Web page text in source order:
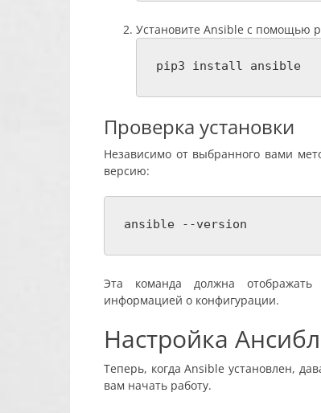
Установите Ansible с помощью
pip3 install ansible
Проверка установки
Независимо от выбранного вами
версию:
ansible --version
Эта команда должна
информацией о конфигурации.
Настройка
Теперь, когда Ansible установлен,
вам начать работу.